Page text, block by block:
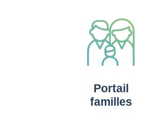
Portail
familles